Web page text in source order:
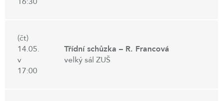
(čt)
14.05.
v
17:00
Třídní schůzka – R. Francová
velký sál ZUŠ